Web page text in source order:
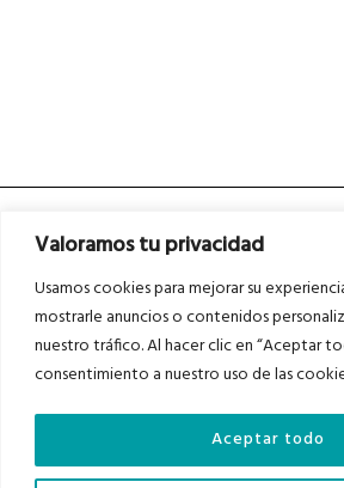
Valoramos tu privacidad
Usamos cookies para mejorar su
mostrarle anuncios o contenidos
nuestro tráfico. Al hacer clic en “Aceptar
consentimiento a nuestro uso de las
Aceptar todo
Asociados a
Auditados por